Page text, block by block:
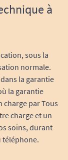
moment
identifiées
ou
à
sous la
normale.
la garantie
la garantie
charge par Tous
charge et un
soins, durant
téléphone.